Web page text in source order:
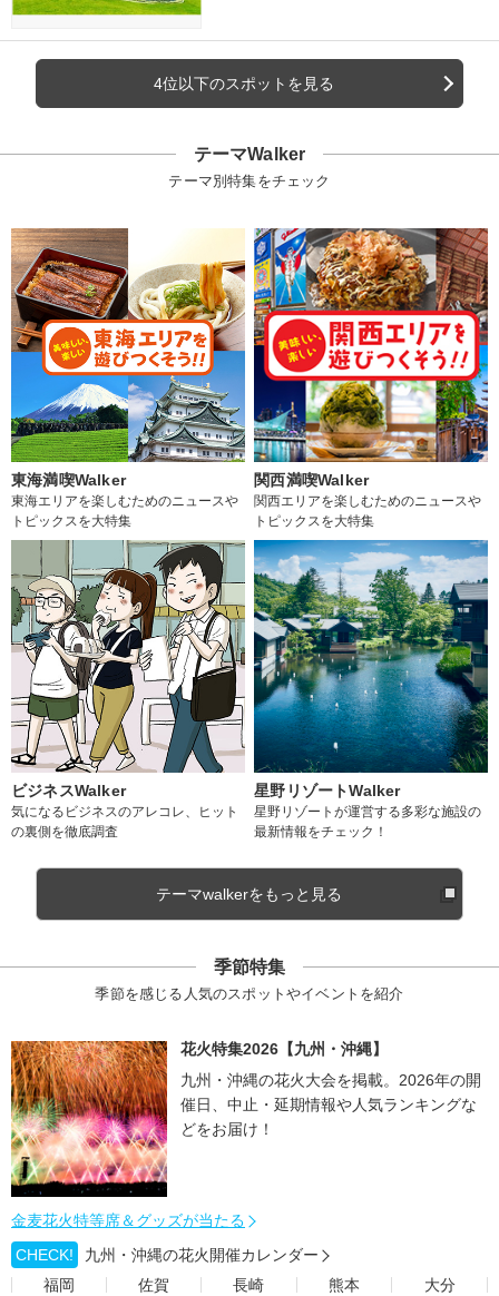
4位以下のスポットを見る
テーマWalker
テーマ別特集をチェック
東海満喫Walker
東海エリアを楽しむためのニュースや
トピックスを大特集
関西満喫Walker
関西エリアを楽しむためのニュースや
トピックスを大特集
ビジネスWalker
気になるビジネスのアレコレ、ヒット
の裏側を徹底調査
星野リゾートWalker
星野リゾートが運営する多彩な施設の
最新情報をチェック！
テーマwalkerをもっと見る
季節特集
季節を感じる人気のスポットやイベントを紹介
花火特集2026【九州・沖縄】
九州・沖縄の花火大会を掲載。2026年の開
催日、中止・延期情報や人気ランキングな
どをお届け！
金麦花火特等席＆グッズが当たる
CHECK!
九州・沖縄の花火開催カレンダー
福岡
佐賀 長崎 熊本
大分